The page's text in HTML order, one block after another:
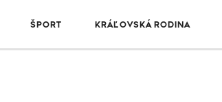
ŠPORT KRÁĽOVSKÁ RODINA